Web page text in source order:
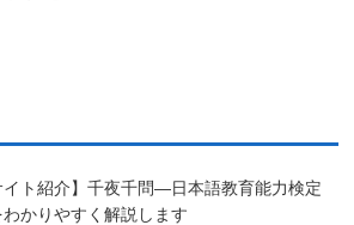
イト紹介】千夜千問―日本語教育能力検定
かりやすく解説します